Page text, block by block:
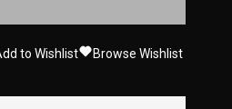
to Wishlist Browse Wishlist